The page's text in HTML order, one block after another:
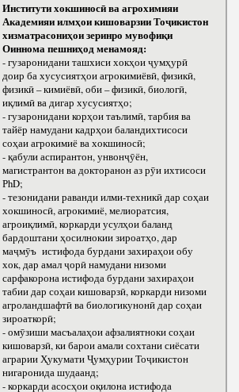
Институти хокшиносӣ ва агрохимияи
Академияи илмҳои кишоварзии Тоҷикистон
хизматрасониҳои зеринро мувофиқи
Оиннома пешниҳод менамояд:
- гузаронидани ташхиси хокҳои ҷумҳурӣ
доир ба хусусиятҳои агрокимиёвӣ, физикӣ,
физикӣ – кимиёвӣ, оби – физикӣ, биологӣ,
иқлимӣ ва дигар хусусиятҳо;
- гузаронидани корҳои таълимӣ, тарбия ва
тайёр намудани кадрҳои баландихтисоси
соҳаи агрокимиё ва хокшиносӣ;
- қабули аспирантон, унвонҷӯён,
магистрантон ва докторанон аз рӯи ихтисоси
РhD;
- тезонидани раванди илми-техникӣ дар соҳаи
хокшиносӣ, агрокимиё, мелиоратсия,
агроиқлимӣ, коркарди усулҳои баланд
бардоштани ҳосилнокии зироатҳо, дар
маҷмӯъ истифода бурдани захираҳои обу
хок, дар амал ҷорӣ намудани низоми
сарфакорона истифода бурдани захираҳои
табии дар соҳаи кишоварзӣ, коркарди низоми
агроландшафтӣ ва биологикунонӣ дар соҳаи
зироаткорӣ;
- омӯзиши масъалаҳои афзалиятноки соҳаи
кишоварзӣ, ки барои амали сохтани сиёсати
аграрии Ҳукумати Ҷумҳурии Тоҷикистон
нигаронида шудаанд;
- коркарди асосҳои оқилона истифода